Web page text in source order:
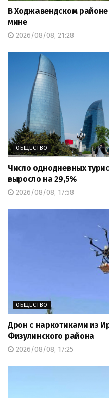
В Ходжавендском
мине
2026/08/08, 21:28
ОБЩЕСТВО
Число однодневных
выросло на 29,5%
2026/08/08, 17:58
ОБЩЕСТВО
Дрон с наркотиками из
Физулинского района
2026/08/08, 17:25